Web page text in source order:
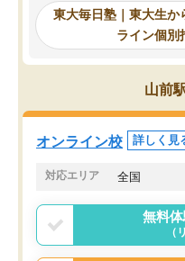
東大毎日塾にたどり着き
の長期計画や日々の勉強
いて客観的なアドバイス
ので、自信をもって受験
ことができました。自分
のやり方や進捗管理で苦
には特におすすめしたい
東大毎日塾｜東大生か
ライン個別
山前
オンライン校 詳しく見
対応エリア 全国
無料
（